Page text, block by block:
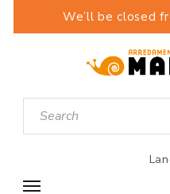
We’ll be closed